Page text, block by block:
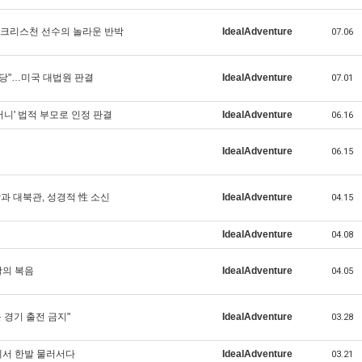
리스천 선수의 놀라운 반박 IdealAdventure 07.06
"…미국 대법원 판결 IdealAdventure 07.01
' 법적 부모로 인정 판결 IdealAdventure 06.16
IdealAdventure 06.15
대북관, 성경적 性 소신 IdealAdventure 04.15
IdealAdventure 04.08
복음 IdealAdventure 04.05
기 출전 금지" IdealAdventure 03.28
한발 물러서다 IdealAdventure 03.21